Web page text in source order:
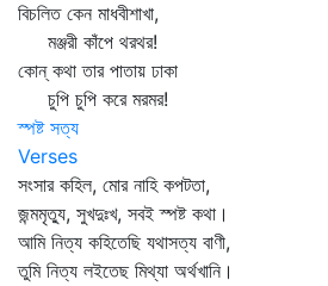
বিচলিত কেন মাধবীশাখা,
মঞ্জরী কাঁপে থরথর!
কোন্‌ কথা তার পাতায় ঢাকা
চুপি চুপি করে মরমর!
স্পষ্ট সত্য
Verses
সংসার কহিল, মোর নাহি কপটতা,
জন্মমৃত্যু, সুখদুঃখ, সবই স্পষ্ট কথা।
আমি নিত্য কহিতেছি যথাসত্য বাণী,
তুমি নিত্য লইতেছ মিথ্যা অর্থখানি।